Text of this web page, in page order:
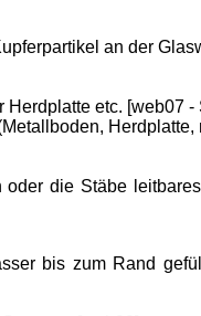
an der
etc. [web07 -
Herdplatte,
die Stäbe
bis zum Rand